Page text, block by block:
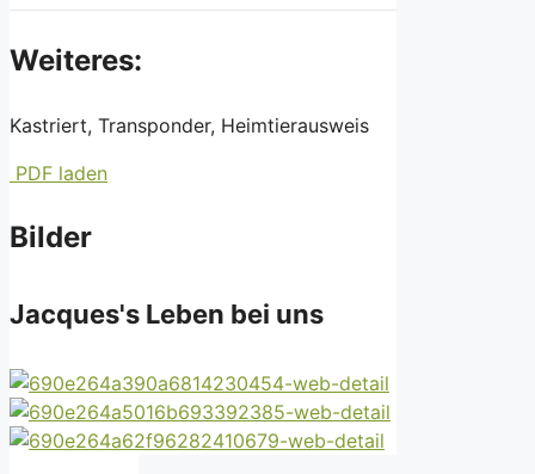
Weiteres:
Kastriert, Transponder, Heimtierausweis
PDF laden
Bilder
Jacques's Leben bei uns